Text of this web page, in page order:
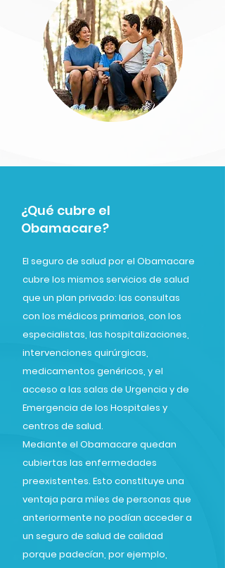
¿Qué cubre el
Obamacare?
El seguro de salud por el Obamacare
cubre los mismos servicios de salud
que un plan privado: las consultas
con los médicos primarios, con los
especialistas, las hospitalizaciones,
intervenciones quirúrgicas,
medicamentos genéricos, y el
acceso a las salas de Urgencia y de
Emergencia de los Hospitales y
centros de salud.
Mediante el Obamacare quedan
cubiertas las enfermedades
preexistentes. Esto constituye una
ventaja para miles de personas que
anteriormente no podían acceder a
un seguro de salud de calidad
porque padecían, por ejemplo,